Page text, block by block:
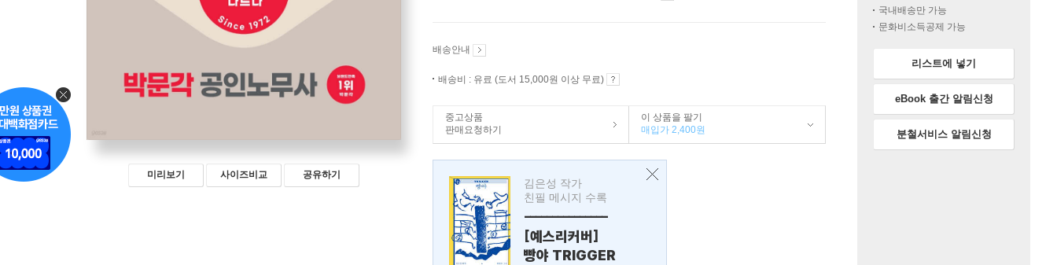
미리보기 사이즈비교 공유하기
배송안내
배송비 : 유료 (도서 15,000원 이상 무료)
중고상품
판매요청하기
이 상품을 팔기
매입가 2,400원
김은성 작가
친필 메시지 수록
---------------
[예스리커버]
빵야 TRIGGER
국내배송만 가능
문화비소득공제 가능
리스트에 넣기
eBook 출간 알림신청
분철서비스 알림신청